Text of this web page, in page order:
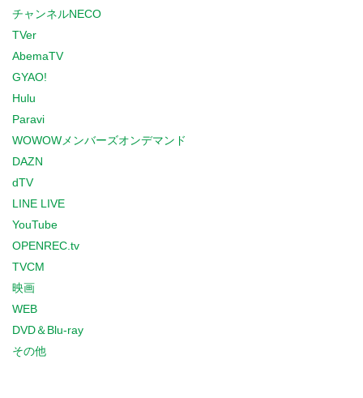
チャンネルNECO
TVer
AbemaTV
GYAO!
Hulu
Paravi
WOWOWメンバーズオンデマンド
DAZN
dTV
LINE LIVE
YouTube
OPENREC.tv
TVCM
映画
WEB
DVD＆Blu-ray
その他